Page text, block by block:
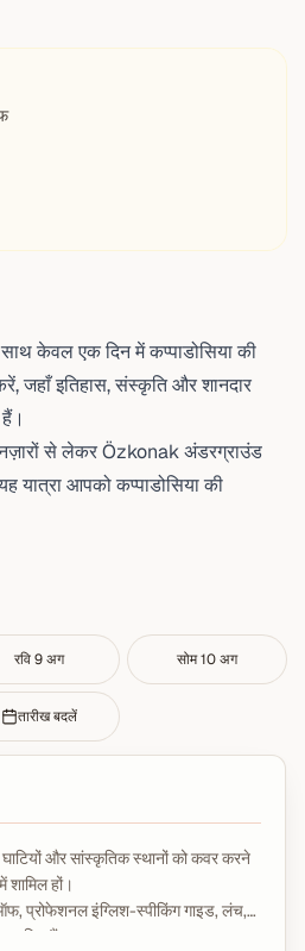
केवल एक दिन में कप्पाडोसिया की
जहाँ इतिहास, संस्कृति और शानदार
से लेकर Özkonak अंडरग्राउंड
यात्रा आपको कप्पाडोसिया की
रवि 9 अग सोम 10 अग
तारीख बदलें
और सांस्कृतिक स्थानों को कवर करने
हों।
प्रोफेशनल इंग्लिश-स्पीकिंग गाइड, लंच,
हैं।